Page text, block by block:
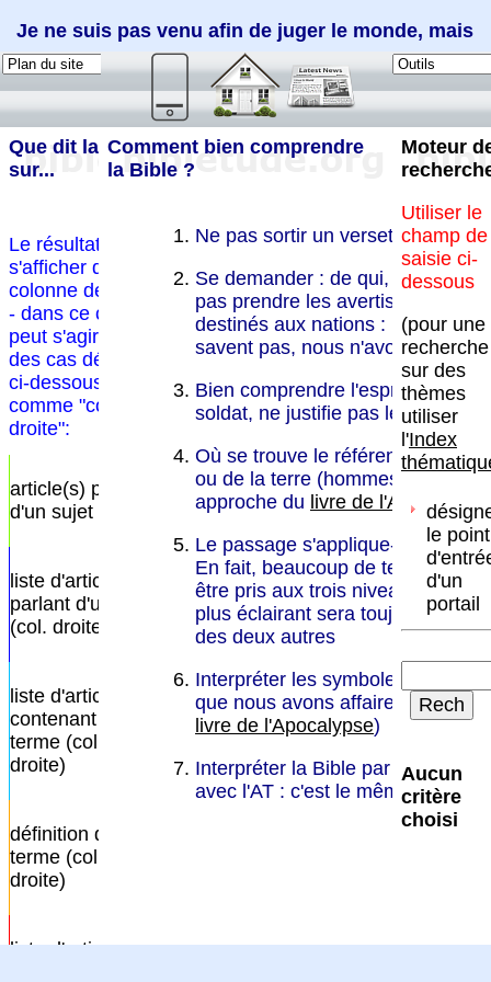
Je ne suis pas venu afin de juger le monde, mais
afin de sauver le monde (Jean 12:47)